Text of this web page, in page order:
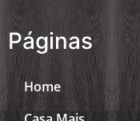
Páginas
Home